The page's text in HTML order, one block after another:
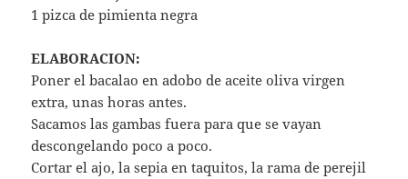
1 pizca de pimienta negra
ELABORACION:
Poner el bacalao en adobo de aceite oliva virgen
extra, unas horas antes.
Sacamos las gambas fuera para que se vayan
descongelando poco a poco.
Cortar el ajo, la sepia en taquitos, la rama de perejil